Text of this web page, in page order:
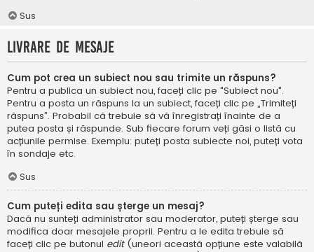
Sus
Livrare de mesaje
Cum pot crea un subiect nou sau trimite un răspuns?
Pentru a publica un subiect nou, faceți clic pe "Subiect nou".
Pentru a posta un răspuns la un subiect, faceți clic pe „Trimiteți
răspuns”. Probabil că trebuie să vă înregistrați înainte de a
putea posta și răspunde. Sub fiecare forum veți găsi o listă cu
acțiunile permise. Exemplu: puteți posta subiecte noi, puteți vota
în sondaje etc.
Sus
Cum puteți edita sau șterge un mesaj?
Dacă nu sunteți administrator sau moderator, puteți șterge sau
modifica doar mesajele proprii. Pentru a le edita trebuie să
faceți clic pe butonul edit (uneori această opțiune este valabilă